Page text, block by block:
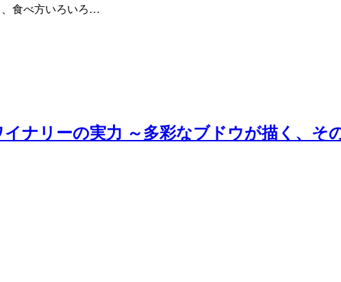
、食べ方いろいろ…
ナリーの実力 ～多彩なブドウが描く、そ